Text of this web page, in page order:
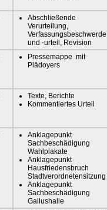
Abschließende
Verurteilung,
Verfassungsbeschwerde
und -urteil, Revision
Pressemappe mit
Plädoyers
Texte, Berichte
Kommentiertes Urteil
Anklagepunkt
Sachbeschädigung
Wahlplakate
Anklagepunkt
Hausfriedensbruch
Stadtverordnetensitzung
Anklagepunkt
Sachbeschädigung
Gallushalle